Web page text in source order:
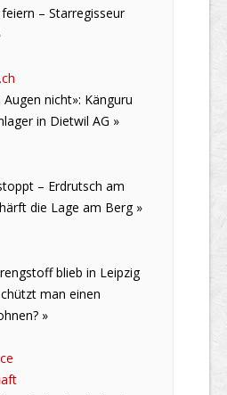
– Starregisseur
nicht»: Känguru
in Dietwil AG »
– Erdrutsch am
die Lage am Berg »
blieb in Leipzig
man einen
»